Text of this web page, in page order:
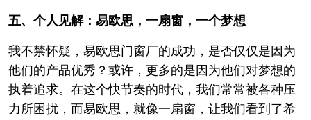
五、个人见解：易欧思，一扇窗，一个梦想
我不禁怀疑，易欧思门窗厂的成功，是否仅仅是因为
他们的产品优秀？或许，更多的是因为他们对梦想的
执着追求。在这个快节奏的时代，我们常常被各种压
力所困扰，而易欧思，就像一扇窗，让我们看到了希